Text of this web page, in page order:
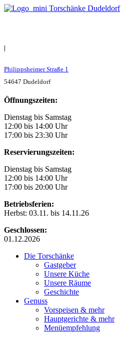
|
Philippsheimer Straße 1
54647 Dudeldorf
Öffnungszeiten:
Dienstag bis Samstag
12:00 bis 14:00 Uhr
17:00 bis 23:30 Uhr
Reservierungszeiten:
Dienstag bis Samstag
12:00 bis 14:00 Uhr
17:00 bis 20:00 Uhr
Betriebsferien:
Herbst: 03.11. bis 14.11.26
Geschlossen:
01.12.2026
Die Torschänke
Gastgeber
Unsere Küche
Unsere Räume
Geschichte
Genuss
Vorspeisen & mehr
Hauptgerichte & mehr
Menüempfehlung